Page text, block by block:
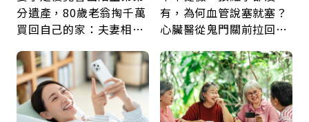
分遺產，80歲老翁掏千萬
買回自己的家：夫妻相守
有，為何血管說塞就塞？
心臟醫從鬼門關前拉回病
字